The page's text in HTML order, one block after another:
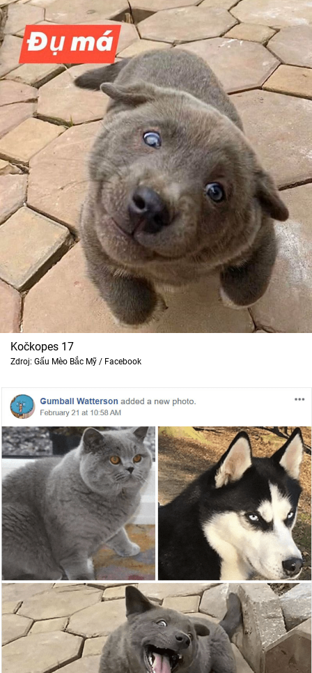
Kočkopes 17
Zdroj: Gấu Mèo Bắc Mỹ / Facebook